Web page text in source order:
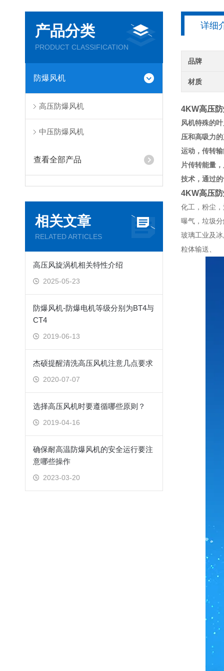
产品分类
PRODUCT CLASSIFICATION
防爆风机
高压防爆风机
中压防爆风机
查看全部产品
相关文章
RELATED ARTICLES
高压风旋涡机相关特性介绍
2025-05-23
防爆风机-防爆电机等级分别为BT4与
CT4
2019-06-13
杰硕提醒清洗高压风机注意几点要求
2020-07-07
选择高压风机时要遵循哪些原则？
2019-04-16
确保耐高温防爆风机的安全运行要注
意哪些操作
2023-03-20
详细
品牌
材质
4KW高压
风机特殊的
压和高吸力
运动，传转
片传转能量
技术，通过
4KW高压
化工，粉尘
曝气，垃圾
玻璃工业及
粒体输送、